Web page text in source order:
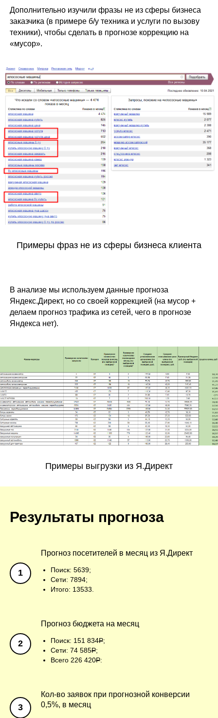
Дополнительно изучили фразы не из сферы бизнеса
заказчика (в примере б/у техника и услуги по вызову
техники), чтобы сделать в прогнозе коррекцию на
«мусор».
Примеры фраз не из сферы бизнеса клиента
В анализе мы используем данные прогноза
Яндекс.Директ, но со своей коррекцией (на мусор +
делаем прогноз трафика из сетей, чего в прогнозе
Яндекса нет).
Примеры выгрузки из Я.Директ
Результаты прогноза
Прогноз посетителей в месяц из Я.Директ
Поиск: 5639;
Сети: 7894;
Итого: 13533.
Прогноз бюджета на месяц
Поиск: 151 834Р;
Сети: 74 585Р;
Всего 226 420Р:
Кол-во заявок при прогнозной конверсии
0,5%, в месяц